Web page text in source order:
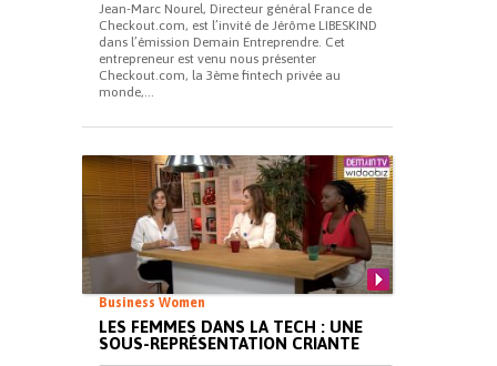
Jean-Marc Nourel, Directeur général France de
Checkout.com, est l’invité de Jérôme LIBESKIND
dans l’émission Demain Entreprendre. Cet
entrepreneur est venu nous présenter
Checkout.com, la 3ème fintech privée au
monde,...
Business Women
LES FEMMES DANS LA TECH : UNE
SOUS-REPRÉSENTATION CRIANTE